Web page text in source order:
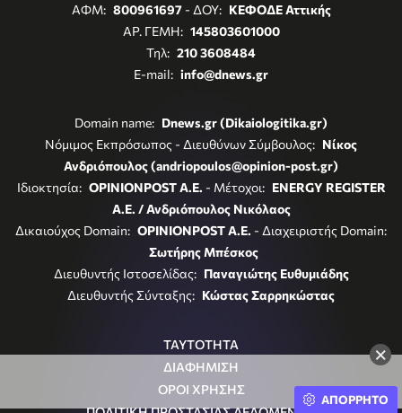
×
ΑΦΜ: 800961697- ΔΟΥ: ΚΕΦΟΔΕ Αττικής
ΑΡ. ΓΕΜΗ: 145803601000
Τηλ: 210 3608484
E-mail: info@dnews.gr
Domain name: Dnews.gr (Dikaiologitika.gr)
Νόμιμος Εκπρόσωπος - Διευθύνων Σύμβουλος: Νίκος
Ανδριόπουλος (andriopoulos@opinion-post.gr)
Ιδιοκτησία: OPINIONPOST A.E. - Μέτοχοι: ENERGY REGISTER
Α.Ε. / Ανδριόπουλος Νικόλαος
Δικαιούχος Domain: OPINIONPOST A.E. - Διαχειριστής Domain:
Σωτήρης Μπέσκος
Διευθυντής Ιστοσελίδας: Παναγιώτης Ευθυμιάδης
Διευθυντής Σύνταξης: Κώστας Σαρρηκώστας
ΤΑΥΤΟΤΗΤΑ
ΔΙΑΦΗΜΙΣΗ
ΟΡΟΙ ΧΡΗΣΗΣ
ΑΠΟΡΡΗΤΟ